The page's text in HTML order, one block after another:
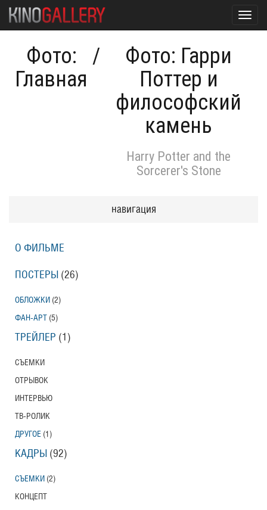
Фото:
Главная
/
Фото: Гарри
Поттер и
философский
камень
Harry Potter and the
Sorcerer's Stone
навигация
О ФИЛЬМЕ
ПОСТЕРЫ (26)
ОБЛОЖКИ (2)
ФАН-АРТ (5)
ТРЕЙЛЕР (1)
СЪЕМКИ
ОТРЫВОК
ИНТЕРВЬЮ
ТВ-РОЛИК
ДРУГОЕ (1)
КАДРЫ (92)
СЪЕМКИ (2)
КОНЦЕПТ